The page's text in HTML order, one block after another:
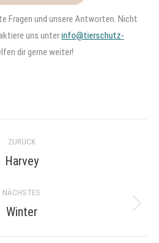
Fragen und unsere Antworten. Nicht
uns unterinfo@tierschutz-
dir gerne weiter!
ZURÜCK
Previous
Harvey
NÄCHSTES
Next
Winter